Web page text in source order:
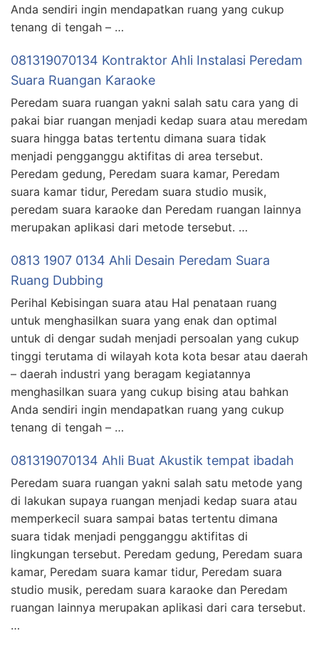
Anda sendiri ingin mendapatkan ruang yang cukup
tenang di tengah – …
081319070134 Kontraktor Ahli Instalasi Peredam
Suara Ruangan Karaoke
Peredam suara ruangan yakni salah satu cara yang di
pakai biar ruangan menjadi kedap suara atau meredam
suara hingga batas tertentu dimana suara tidak
menjadi pengganggu aktifitas di area tersebut.
Peredam gedung, Peredam suara kamar, Peredam
suara kamar tidur, Peredam suara studio musik,
peredam suara karaoke dan Peredam ruangan lainnya
merupakan aplikasi dari metode tersebut. …
0813 1907 0134 Ahli Desain Peredam Suara
Ruang Dubbing
Perihal Kebisingan suara atau Hal penataan ruang
untuk menghasilkan suara yang enak dan optimal
untuk di dengar sudah menjadi persoalan yang cukup
tinggi terutama di wilayah kota kota besar atau daerah
– daerah industri yang beragam kegiatannya
menghasilkan suara yang cukup bising atau bahkan
Anda sendiri ingin mendapatkan ruang yang cukup
tenang di tengah – …
081319070134 Ahli Buat Akustik tempat ibadah
Peredam suara ruangan yakni salah satu metode yang
di lakukan supaya ruangan menjadi kedap suara atau
memperkecil suara sampai batas tertentu dimana
suara tidak menjadi pengganggu aktifitas di
lingkungan tersebut. Peredam gedung, Peredam suara
kamar, Peredam suara kamar tidur, Peredam suara
studio musik, peredam suara karaoke dan Peredam
ruangan lainnya merupakan aplikasi dari cara tersebut.
…